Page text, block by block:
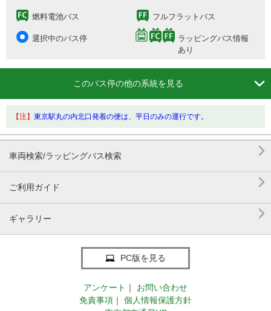
燃料電池バス フルフラットバス
選択中のバス停
ラッピングバス情報
あり
このバス停の他の系統を見る 
【注】 東京駅丸の内北口発着の便は、平日のみの運行です。
車両検索/ラッピングバス検索 
ご利用ガイド 
ギャラリー 
PC版を見る
アンケート ｜
お問い合わせ
免責事項 ｜
個人情報保護方針